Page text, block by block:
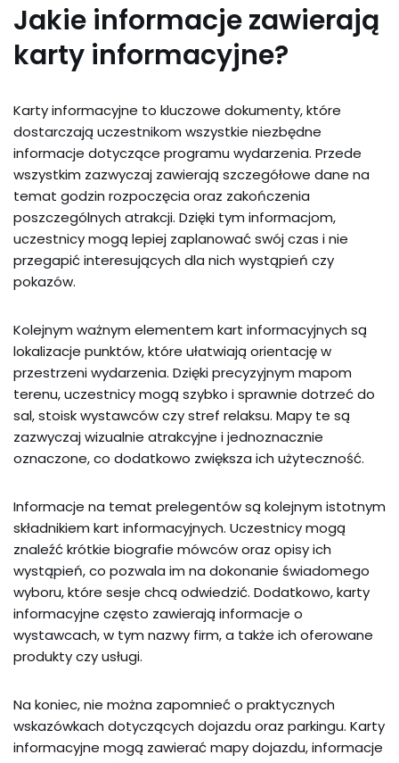
Jakie informacje zawierają
karty informacyjne?
Karty informacyjne to kluczowe dokumenty, które
dostarczają uczestnikom wszystkie niezbędne
informacje dotyczące programu wydarzenia. Przede
wszystkim zazwyczaj zawierają szczegółowe dane na
temat godzin rozpoczęcia oraz zakończenia
poszczególnych atrakcji. Dzięki tym informacjom,
uczestnicy mogą lepiej zaplanować swój czas i nie
przegapić interesujących dla nich wystąpień czy
pokazów.
Kolejnym ważnym elementem kart informacyjnych są
lokalizacje punktów, które ułatwiają orientację w
przestrzeni wydarzenia. Dzięki precyzyjnym mapom
terenu, uczestnicy mogą szybko i sprawnie dotrzeć do
sal, stoisk wystawców czy stref relaksu. Mapy te są
zazwyczaj wizualnie atrakcyjne i jednoznacznie
oznaczone, co dodatkowo zwiększa ich użyteczność.
Informacje na temat prelegentów są kolejnym istotnym
składnikiem kart informacyjnych. Uczestnicy mogą
znaleźć krótkie biografie mówców oraz opisy ich
wystąpień, co pozwala im na dokonanie świadomego
wyboru, które sesje chcą odwiedzić. Dodatkowo, karty
informacyjne często zawierają informacje o
wystawcach, w tym nazwy firm, a także ich oferowane
produkty czy usługi.
Na koniec, nie można zapomnieć o praktycznych
wskazówkach dotyczących dojazdu oraz parkingu. Karty
informacyjne mogą zawierać mapy dojazdu, informacje